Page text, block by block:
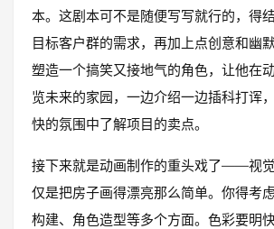
本。这剧本可不是随便写写就行的，得
目标客户群的需求，再加上点创意和幽
塑造一个搞笑又接地气的角色，让他在
览未来的家园，一边介绍一边插科打诨
快的氛围中了解项目的卖点。
接下来就是动画制作的重头戏了——视
仅是把房子画得漂亮那么简单。你得考
构建、角色造型等多个方面。色彩要明